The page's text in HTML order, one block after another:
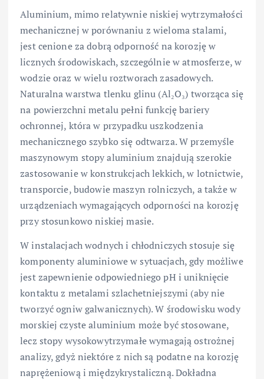
Aluminium, mimo relatywnie niskiej wytrzymałości
mechanicznej w porównaniu z wieloma stalami,
jest cenione za dobrą odporność na korozję w
licznych środowiskach, szczególnie w atmosferze, w
wodzie oraz w wielu roztworach zasadowych.
Naturalna warstwa tlenku glinu (Al₂O₃) tworząca się
na powierzchni metalu pełni funkcję bariery
ochronnej, która w przypadku uszkodzenia
mechanicznego szybko się odtwarza. W przemyśle
maszynowym stopy aluminium znajdują szerokie
zastosowanie w konstrukcjach lekkich, w lotnictwie,
transporcie, budowie maszyn rolniczych, a także w
urządzeniach wymagających odporności na korozję
przy stosunkowo niskiej masie.
W instalacjach wodnych i chłodniczych stosuje się
komponenty aluminiowe w sytuacjach, gdy możliwe
jest zapewnienie odpowiedniego pH i uniknięcie
kontaktu z metalami szlachetniejszymi (aby nie
tworzyć ogniw galwanicznych). W środowisku wody
morskiej czyste aluminium może być stosowane,
lecz stopy wysokowytrzymałe wymagają ostrożnej
analizy, gdyż niektóre z nich są podatne na korozję
naprężeniową i międzykrystaliczną. Dokładna